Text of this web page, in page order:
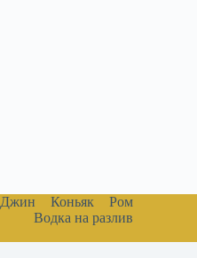
Джин Коньяк
Ром
Водка на разлив